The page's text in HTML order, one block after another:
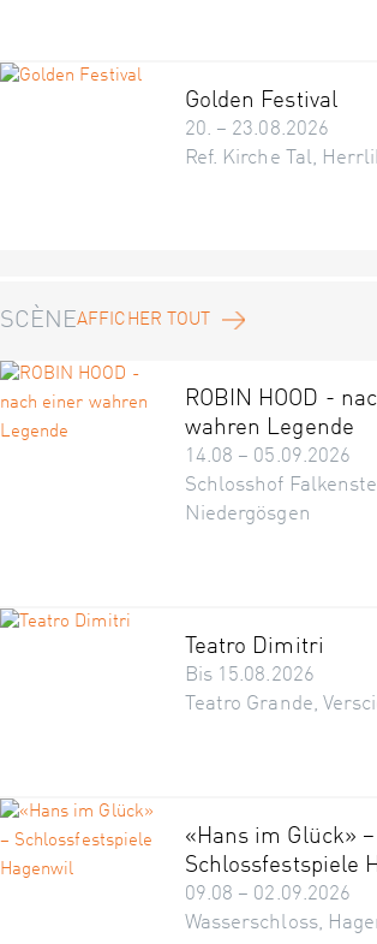
Golden Festival
20. – 23.08.2026
Ref. Kirche Tal,
SCÈNEAFFICHER TOUT
ROBIN HOOD -
wahren Legende
14.08 – 05.09.2026
Schlosshof
Niedergösgen
Teatro Dimitri
Bis 15.08.2026
Teatro Grande,
«Hans im Glück» –
Schlossfestspiele
09.08 – 02.09.2026
Wasserschloss,